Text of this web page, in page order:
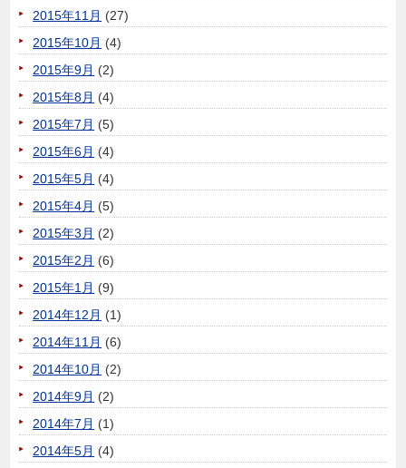
2015年11月 (27)
2015年10月 (4)
2015年9月 (2)
2015年8月 (4)
2015年7月 (5)
2015年6月 (4)
2015年5月 (4)
2015年4月 (5)
2015年3月 (2)
2015年2月 (6)
2015年1月 (9)
2014年12月 (1)
2014年11月 (6)
2014年10月 (2)
2014年9月 (2)
2014年7月 (1)
2014年5月 (4)